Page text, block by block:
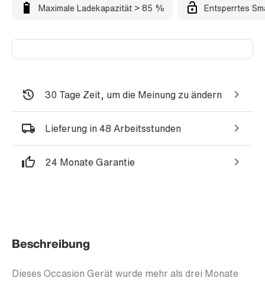
Maximale Ladekapazität > 85 % Entsperrtes
30 Tage Zeit, um die Meinung zu ändern
Lieferung in 48 Arbeitsstunden
24 Monate Garantie
Beschreibung
Dieses Occasion Gerät wurde mehr als drei Monate